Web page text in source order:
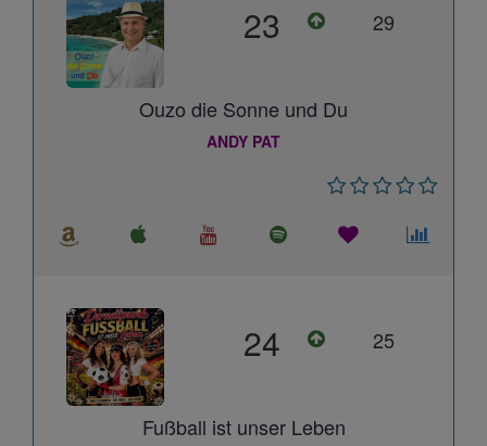
23 29
Ouzo die Sonne und Du
ANDY PAT
24 25
Fußball ist unser Leben